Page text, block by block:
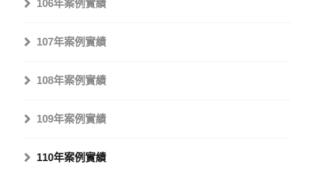
106年案例實績
107年案例實績
108年案例實績
109年案例實績
110年案例實績